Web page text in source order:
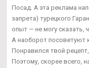
Посад. А эта реклама
запрета) турецкого
опыт — не могу сказать,
А наоборот посоветуют
Понравился твой
Поэтому, скорее всего,